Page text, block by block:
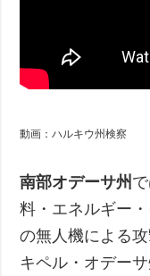
動画：ハルキウ州検察
南部オデーサ州
料・エネルギー
の無人機による
キペル・オデー